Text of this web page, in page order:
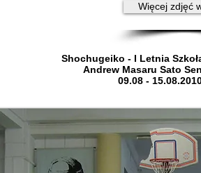
Więcej zdjęć
Shochugeiko - I Letnia
Andrew Masaru Sato
09.08 -